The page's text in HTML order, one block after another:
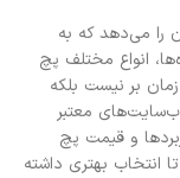
را می‌دهد که به
انواع مختلف پچ
زمان بر نیست بلکه
معتبر
و قیمت پچ
انتخاب بهتری داشته